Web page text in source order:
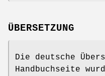
ÜBERSETZUNG
Die deutsche
Handbuchseite